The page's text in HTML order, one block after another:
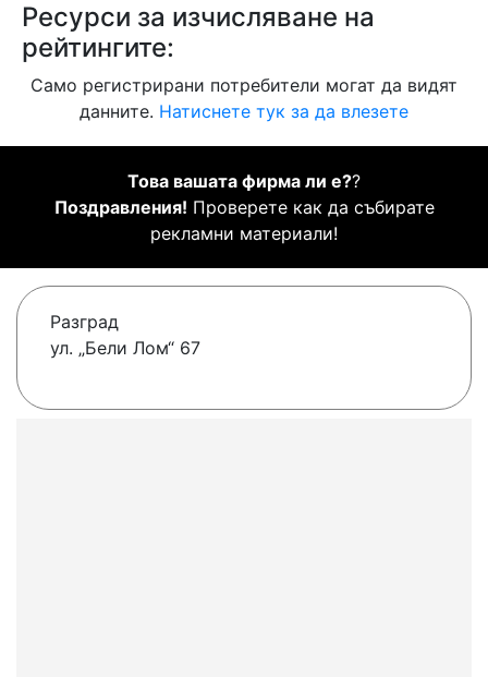
Ресурси за изчисляване на
рейтингите:
Само регистрирани потребители могат да видят
данните. Натиснете тук за да влезете
Това вашата фирма ли е??
Поздравления! Проверете как да събирате
рекламни материали!
Разград
ул. „Бели Лом“ 67